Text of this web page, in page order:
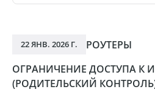
22 ЯНВ. 2026 Г.
РОУТЕРЫ
ОГРАНИЧЕНИЕ ДОСТУПА К
(РОДИТЕЛЬСКИЙ